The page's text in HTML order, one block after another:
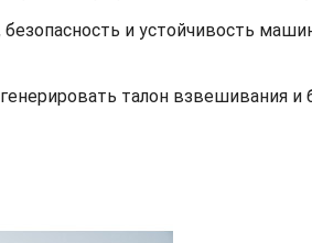
и устойчивость
талон взвешивания и